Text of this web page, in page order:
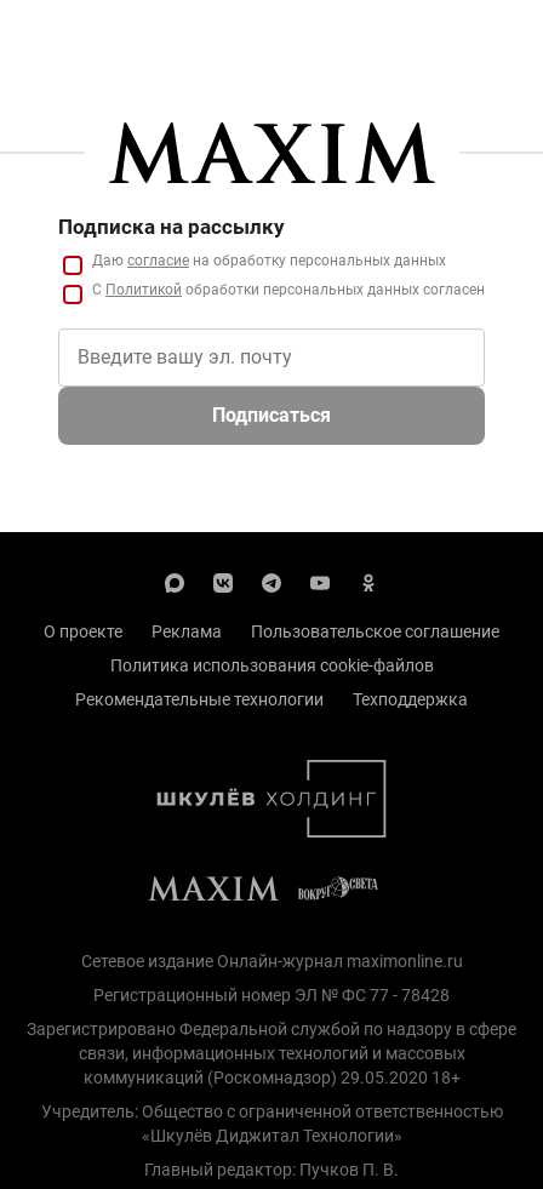
Подписка на рассылку
Даю согласие на обработку персональных данных
С Политикой обработки персональных данных согласен
Подписаться
О проекте Реклама
Пользовательское соглашение
Политика использования cookie-файлов
Рекомендательные технологии
Техподдержка
Сетевое издание Онлайн-журнал maximonline.ru
Регистрационный номер ЭЛ № ФС 77 - 78428
Зарегистрировано Федеральной службой по надзору в сфере
связи, информационных технологий и массовых
коммуникаций (Роскомнадзор) 29.05.2020 18+
Учредитель: Общество с ограниченной ответственностью
«Шкулёв Диджитал Технологии»
Главный редактор: Пучков П. В.